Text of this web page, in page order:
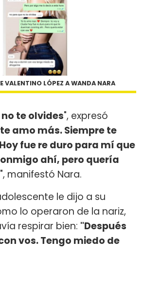
VALENTINO LÓPEZ A WANDA NARA
te olvides", expresó
amo más. Siempre te
fue re duro para mí que
ahí, pero quería
", manifestó Nara.
le dijo a su
lo operaron de la nariz,
respirar bien: "Después
vos. Tengo miedo de